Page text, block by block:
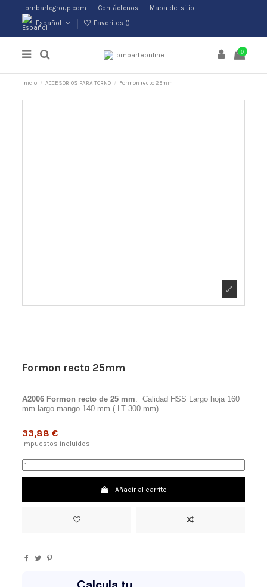
Lombartegroup.com Contáctenos
Mapa del sitio
Español
Favoritos ()
0
Inicio ACCESORIOS PARA TORNO Formon recto 25mm
Formon recto 25mm
A2006 Formon recto de 25 mm.
Calidad HSS Largo hoja 160
mm largo mango 140 mm ( LT 300 mm)
33,88 €
Impuestos incluidos
Añadir al carrito